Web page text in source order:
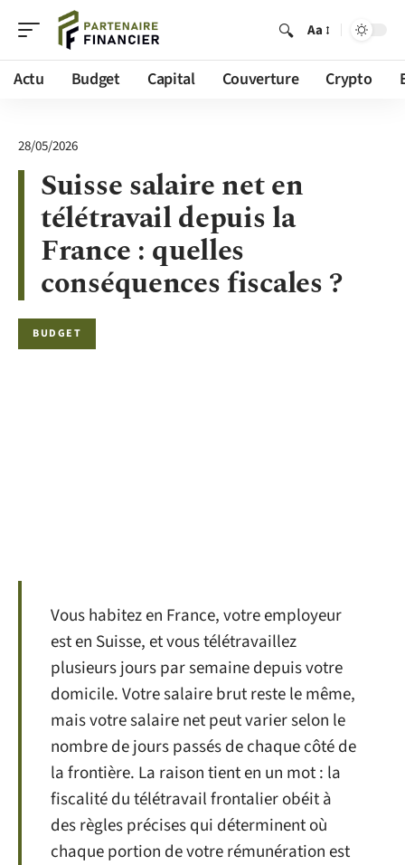
Aa
Actu Budget Capital Couverture Crypto
28/05/2026
Suisse salaire net en
télétravail depuis la
France : quelles
conséquences fiscales ?
BUDGET
Vous habitez en France, votre employeur
est en Suisse, et vous télétravaillez
plusieurs jours par semaine depuis votre
domicile. Votre salaire brut reste le même,
mais votre salaire net peut varier selon le
nombre de jours passés de chaque côté de
la frontière. La raison tient en un mot : la
fiscalité du télétravail frontalier obéit à
des règles précises qui déterminent où
chaque portion de votre rémunération est